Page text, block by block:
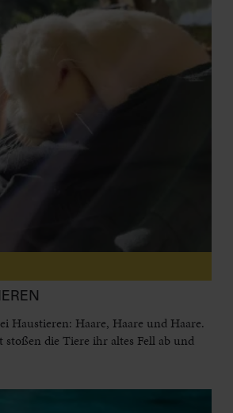
Haustieren: Haare, Haare und Haare.
die Tiere ihr altes Fell ab und